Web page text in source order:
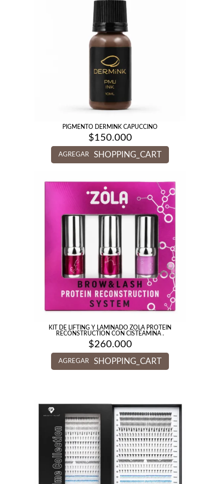
PIGMENTO DERMINK CAPUCCINO
$150.000
AGREGAR SHOPPING_CART
KIT DE LIFTING Y LAMINADO ZOLA PROTEIN
RECONSTRUCTION CON CISTEAMINA .
$260.000
AGREGAR SHOPPING_CART